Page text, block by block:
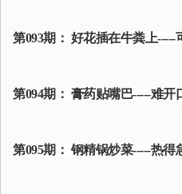
第093期： 好花插在牛粪上-----
第094期： 膏药贴嘴巴-----难开
第095期： 钢精锅炒菜-----热得